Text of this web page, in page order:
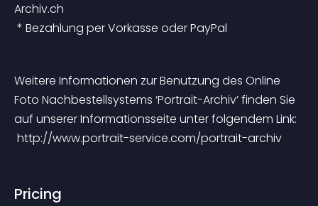
Archiv.ch
* Bezahlung per Vorkasse oder PayPal
Weitere Informationen zur Benutzung des Online
Foto Nachbestellsystems ‘Portrait-Archiv’ finden Sie
auf unserer Informationsseite unter folgendem Link:
http://www.portrait-service.com/portrait-archiv
Pricing